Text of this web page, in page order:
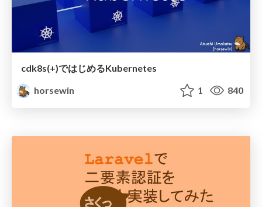
cdk8s(+)ではじめるKubernetes
horsewin
1 840